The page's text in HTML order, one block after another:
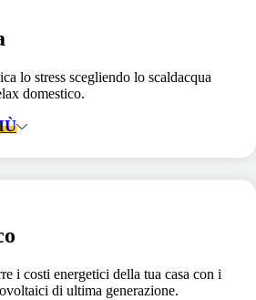
lo stress scegliendo lo scaldacqua
domestico.
i costi energetici della tua casa con i
di ultima generazione.